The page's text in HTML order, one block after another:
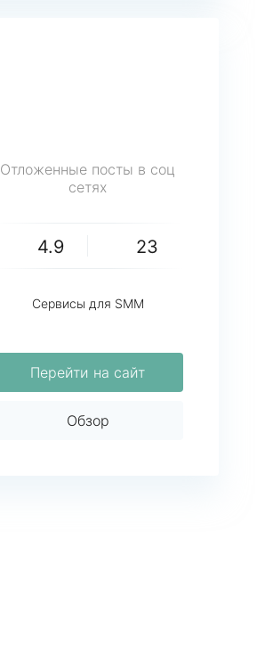
Отложенные посты в соц
сетях
4.9 23
Сервисы для SMM
Перейти на сайт
Обзор